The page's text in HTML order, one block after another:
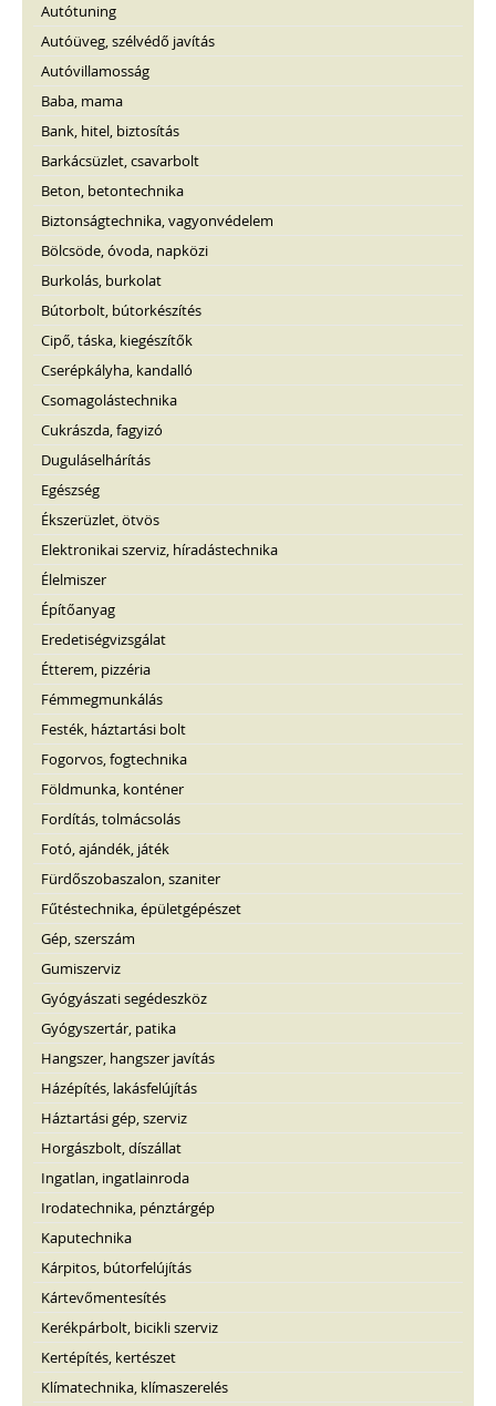
Autótuning
Autóüveg, szélvédő javítás
Autóvillamosság
Baba, mama
Bank, hitel, biztosítás
Barkácsüzlet, csavarbolt
Beton, betontechnika
Biztonságtechnika, vagyonvédelem
Bölcsöde, óvoda, napközi
Burkolás, burkolat
Bútorbolt, bútorkészítés
Cipő, táska, kiegészítők
Cserépkályha, kandalló
Csomagolástechnika
Cukrászda, fagyizó
Duguláselhárítás
Egészség
Ékszerüzlet, ötvös
Elektronikai szerviz, híradástechnika
Élelmiszer
Építőanyag
Eredetiségvizsgálat
Étterem, pizzéria
Fémmegmunkálás
Festék, háztartási bolt
Fogorvos, fogtechnika
Földmunka, konténer
Fordítás, tolmácsolás
Fotó, ajándék, játék
Fürdőszobaszalon, szaniter
Fűtéstechnika, épületgépészet
Gép, szerszám
Gumiszerviz
Gyógyászati segédeszköz
Gyógyszertár, patika
Hangszer, hangszer javítás
Házépítés, lakásfelújítás
Háztartási gép, szerviz
Horgászbolt, díszállat
Ingatlan, ingatlainroda
Irodatechnika, pénztárgép
Kaputechnika
Kárpitos, bútorfelújítás
Kártevőmentesítés
Kerékpárbolt, bicikli szerviz
Kertépítés, kertészet
Klímatechnika, klímaszerelés